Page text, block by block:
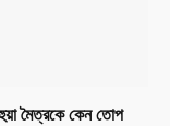
মৈত্রকে কেন তোপ